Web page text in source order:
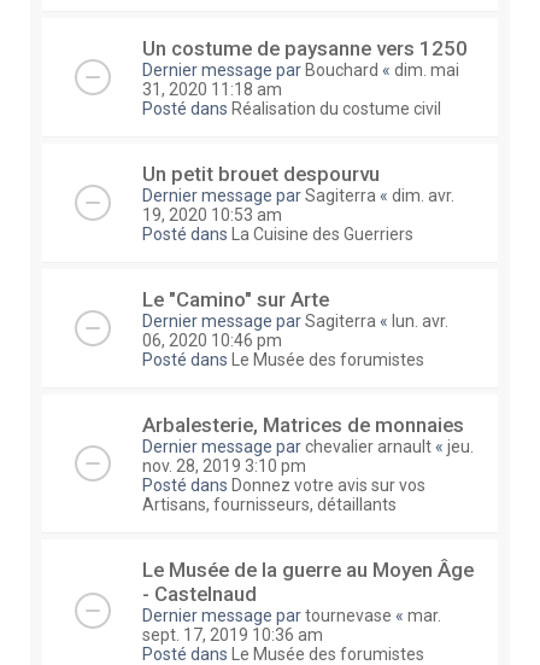
Un costume de paysanne vers 1250
Dernier message par Bouchard « dim. mai
31, 2020 11:18 am
Posté dans Réalisation du costume civil
Un petit brouet despourvu
Dernier message parSagiterra « dim. avr.
19, 2020 10:53 am
Posté dans
La Cuisine des Guerriers
Le "Camino" sur Arte
Dernier message parSagiterra « lun. avr.
06, 2020 10:46 pm
Posté dans
Le Musée des forumistes
Arbalesterie, Matrices de monnaies
Dernier message parchevalier arnault « jeu.
nov. 28, 2019 3:10 pm
Posté dans Donnez votre avis sur vos
Artisans, fournisseurs, détaillants
Le Musée de la guerre au Moyen Âge
- Castelnaud
Dernier message partournevase « mar.
sept. 17, 2019 10:36 am
Posté dans
Le Musée des forumistes